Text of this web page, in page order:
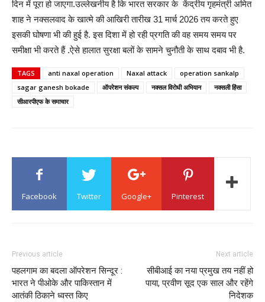
दिन में पूरा हो जाएगा.उल्लेखनीय है कि भारत सरकार के केंद्रीय गृहमंत्री अमित
शाह ने नक्सलवाद के खात्मे की आखिरी तारीख 31 मार्च 2026 तय करते हुए
इसकी घोषणा भी की हुई है. इस दिशा में हो रही प्रगति की वह समय समय पर
समीक्षा भी करते हैं .ऐसे हालात सुरक्षा बलों के सामने चुनौती के साथ दबाव भी है.
TAGS anti naxal operation Naxal attack
operation sankalp
sagar ganesh bokade
ऑपरेशन संकल्प नक्सल विरोधी अभियान
नक्सली हिंसा
सीआरपीएफ के समाचार
Facebook Twitter Google+ Pinterest
Previous article
पहलगाम का बदला ऑपरेशन सिन्दूर :
भारत ने पीओके और पाकिस्तान में
आतंकी ठिकाने ध्वस्त किए
Next article
सीबीआई का नया प्रमुख तय नहीं हो
पाया, प्रवीण सूद एक साल और रहेंगे
निदेशक